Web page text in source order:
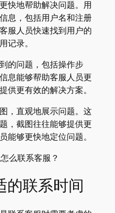
快地帮助解决问题。用
息，包括用户名和注册
服人员快速找到用户的
记录。
的问题，包括操作步
息能够帮助客服人员更
供更有效的解决方案。
，直观地展示问题。这
，截图往往能够提供更
能够更快地定位问题。
的联系时间